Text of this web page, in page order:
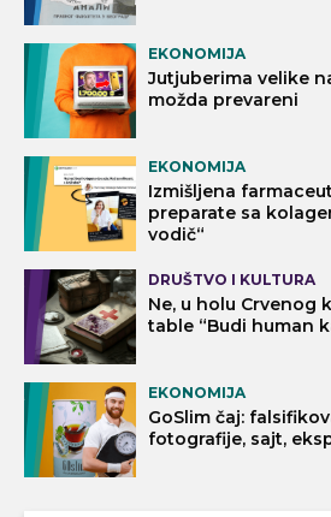
EKONOMIJA
Jutjuberima velike
možda prevareni
EKONOMIJA
Izmišljena
preparate sa
vodič“
DRUŠTVO I KULTURA
Ne, u holu Crvenog
table “Budi human
EKONOMIJA
GoSlim čaj:
fotografije, sajt,